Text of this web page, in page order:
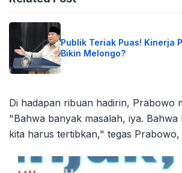
Publik Teriak Puas! Kinerja
Bikin Melongo?
Di hadapan ribuan hadirin, Prabowo
"Bahwa banyak masalah, iya.
kita harus tertibkan," tegas